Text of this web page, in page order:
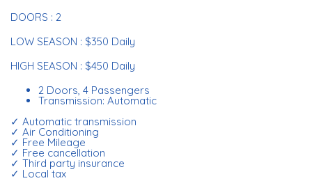
DOORS : 2
LOW SEASON : $350 Daily
HIGH SEASON : $450 Daily
2 Doors, 4 Passengers
Transmission: Automatic
✓ Automatic transmission
✓ Air Conditioning
✓ Free Mileage
✓ Free cancellation
✓ Third party insurance
✓ Local tax